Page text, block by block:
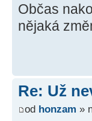
Občas
nějaká
Re: Už
od honzam »